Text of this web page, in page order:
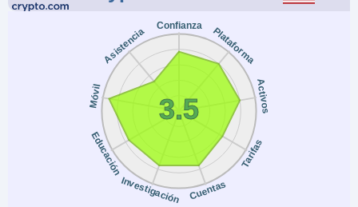
Copy Trading Regulador
Instrumentos
Forex, Futuros y
Opciones sobre
Metales, Energías,
Materias Primas,
Índices, Bonos
Plataformas
WebTrader, Mobile,
MT4, MT5,
TradingView
Confianza Plataforma
Activos
Tarifas
Cuentas
Investigación
Educación
Móvil
Asistencia
3.5